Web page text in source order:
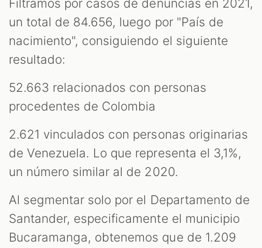
Filtramos por casos de denuncias en 2021,
un total de 84.656, luego por "País de
nacimiento", consiguiendo el siguiente
resultado:
52.663 relacionados con personas
procedentes de Colombia
2.621 vinculados con personas originarias
de Venezuela. Lo que representa el 3,1%,
un número similar al de 2020.
Al segmentar solo por el Departamento de
Santander, especificamente el municipio
Bucaramanga, obtenemos que de 1.209